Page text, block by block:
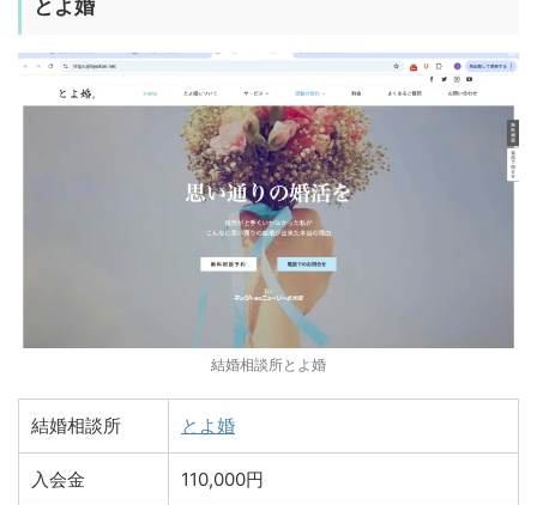
とよ婚
結婚相談所とよ婚
結婚相談所 とよ婚
入会金 110,000円